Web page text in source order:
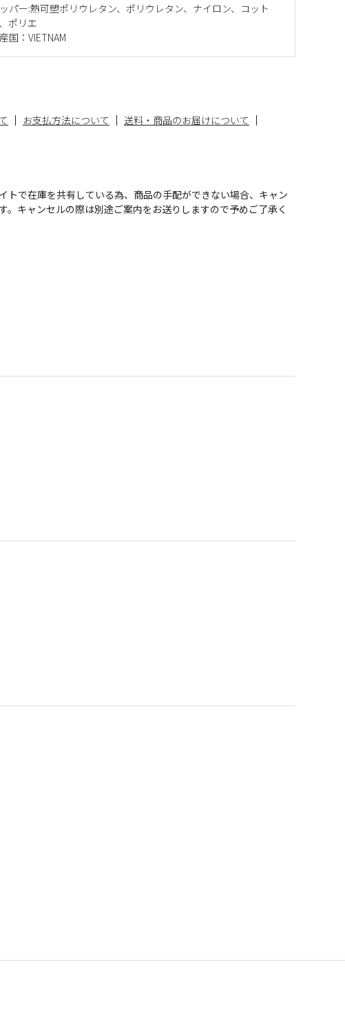
パー:熱可塑ポリウレタン、ポリウレタン、ナイロン、コット
ポリエ
国：VIETNAM
お支払方法について
送料・商品のお届けについて
トで在庫を共有している為、商品の手配ができない場合、キャン
。キャンセルの際は別途ご案内をお送りしますので予めご了承く